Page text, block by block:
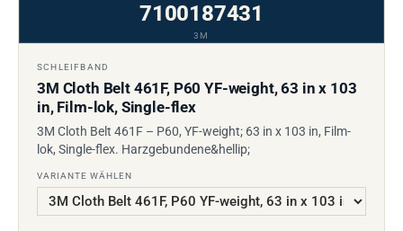
7100187431
3M
SCHLEIFBAND
3M Cloth Belt 461F, P60 YF-weight, 63 in x 103
in, Film-lok, Single-flex
3M Cloth Belt 461F – P60, YF-weight; 63 in x 103 in, Film-
lok, Single-flex. Harzgebundene&hellip;
VARIANTE WÄHLEN